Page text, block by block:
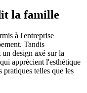
la famille
à l'entreprise
Tandis
design axé sur la
apprécient l'esthétique
telles que les